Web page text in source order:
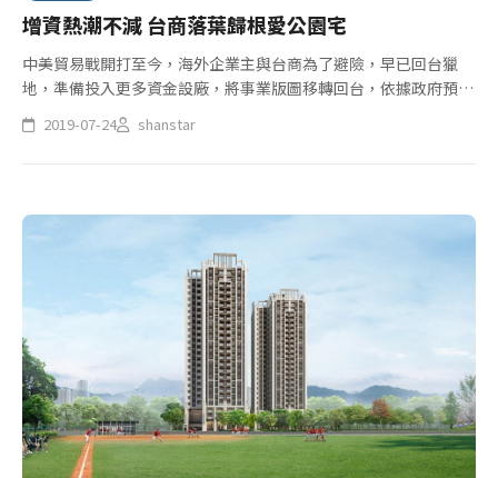
增資熱潮不減 台商落葉歸根愛公園宅
​中美貿易戰開打至今，海外企業主與台商為了避險，早已回台獵
地，準備投入更多資金設廠，將事業版圖移轉回台，依據政府預估
這波熱錢已超過4000億，預估下半年衝破6000億，這波貿易戰造
成台灣廠辦、商辦、住宅需求增，不少台幹順勢回台接管台灣總部
2019-07-24 shanstar